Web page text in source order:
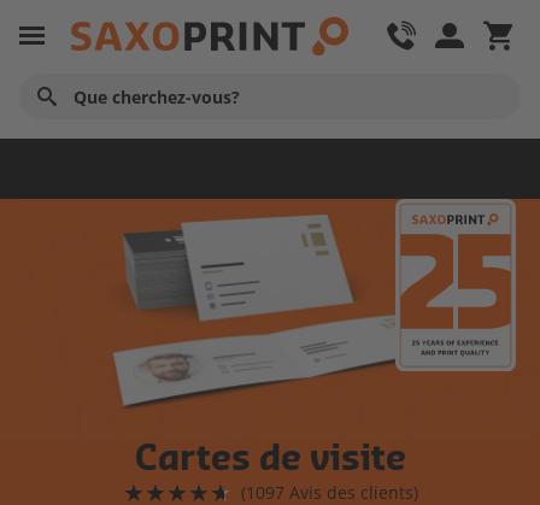
Cartes de visite
(1097 Avis des clients)